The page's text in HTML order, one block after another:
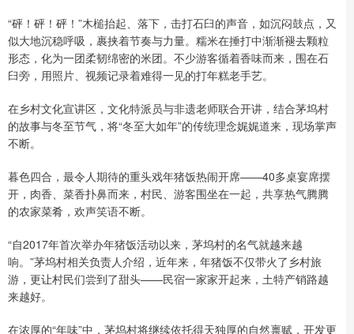
“砰！砰！砰！”木槌抬起、落下，击打石臼的声音，如沉闷鼓点，又
似大地沉稳呼吸，裹挟着节奏与力量。糯米在捶打中渐渐褪去颗粒
形态，化为一团柔韧绵密的米团。不少游客循着香味而来，围在石
臼旁，用照片、视频记录着难得一见的打年糕老手艺。
在乡村文化宣讲区，文化特派员与非遗老师联合开讲，结合茅坞村
的故事与冬至节气，将“冬至大如年”的传统理念娓娓道来，现场掌声
不断。
暮色四合，最令人期待的重头戏年猪饭热闹开席——40多桌宴席摆
开，肉香、菜香扑鼻而来，村民、游客围坐在一起，共享热气腾腾
的农家菜肴，欢声笑语不断。
“自2017年首次举办年猪饭活动以来，茅坞村的名气就越来越
响。”茅坞村相关负责人介绍，近年来，年猪饭不仅带火了乡村旅
游，更让村民们尝到了甜头——民宿一家家开起来，土特产销路越
来越好。
在浓厚的“年味”中，茅坞村将继续依托得天独厚的自然禀赋，开发更